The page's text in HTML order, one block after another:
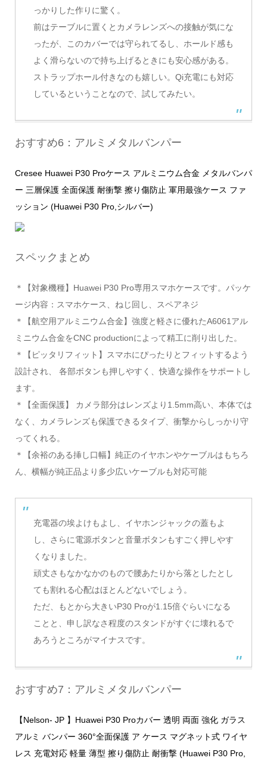
っかりした作りに驚く。
前はテーブルに置くとカメラレンズへの接触が気にな
ったが、このカバーでは守られてるし、ホールド感も
よく滑らないので持ち上げるときにも安心感がある。
ストラップホール付きなのも嬉しい。Qi充電にも対応
しているということなので、試してみたい。
おすすめ6：アルミメタルバンパー
Cresee Huawei P30 Proケース アルミニウム合金 メタルバンパ
ー 三層保護 全面保護 耐衝撃 擦り傷防止 軍用最強ケース ファ
ッション (Huawei P30 Pro,シルバー)
スペックまとめ
＊【対象機種】Huawei P30 Pro専用スマホケースです。パッケ
ージ内容：スマホケース、ねじ回し、スペアネジ
＊【航空用アルミニウム合金】強度と軽さに優れたA6061アル
ミニウム合金をCNC productionによって精工に削り出した。
＊【ピッタリフィット】スマホにぴったりとフィットするよう
設計され、 各部ボタンも押しやすく、快適な操作をサポートし
ます。
＊【全面保護】 カメラ部分はレンズより1.5mm高い、本体では
なく、カメラレンズも保護できるタイプ、衝撃からしっかり守
ってくれる。
＊【余裕のある挿し口幅】純正のイヤホンやケーブルはもちろ
ん、横幅が純正品より多少広いケーブルも対応可能
充電器の埃よけもよし、イヤホンジャックの蓋もよ
し、さらに電源ボタンと音量ボタンもすごく押しやす
くなりました。
頑丈さもなかなかのもので腰あたりから落としたとし
ても割れる心配はほとんどないでしょう。
ただ、もとから大きいP30 Proが1.15倍ぐらいになる
ことと、申し訳なさ程度のスタンドがすぐに壊れるで
あろうところがマイナスです。
おすすめ7：アルミメタルバンパー
【Nelson- JP 】Huawei P30 Proカバー 透明 両面 強化 ガラス
アルミ バンパー 360°全面保護 ア ケース マグネット式 ワイヤ
レス 充電対応 軽量 薄型 擦り傷防止 耐衝撃 (Huawei P30 Pro,